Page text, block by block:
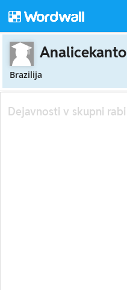
Analicekanto
Brazilija
Dejavnosti v skupni rabi